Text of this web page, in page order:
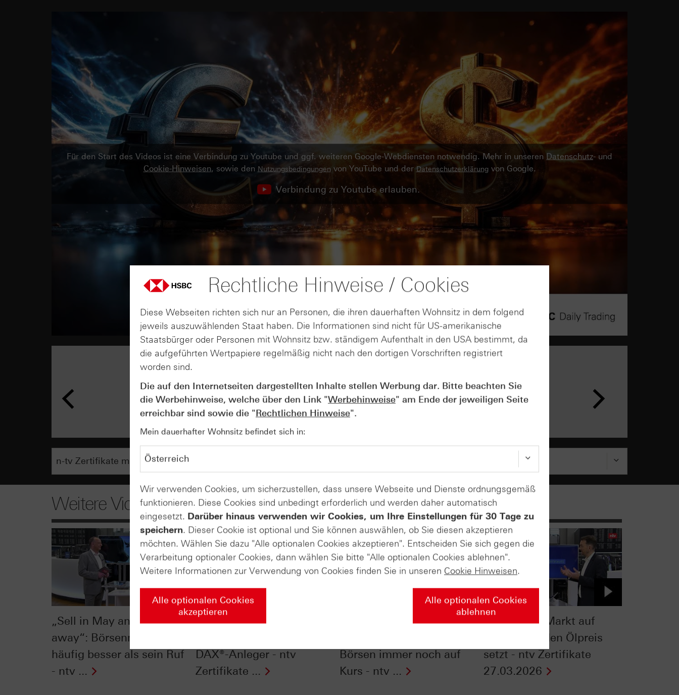
Für den Start des Videos ist eine Verbindung zu Youtube und ggf. weiteren Google-Webdiensten notwendig. Mehr in unseren Datenschutz- und
Cookie-Hinweisen, sowie den Nutzungsbedingungen von YouTube und derDatenschutzerklärungvon Google.
Verbindung zu Youtube erlauben.
04
Der Blick ins Kleingedruckte: Kosten &
Kündigungen bei Derivaten - Webinar
vom 04.08.2026
Weitere Videos
„Sell in May and go
away“: Börsenmonat Mai
häufig besser als sein Ruf
- ntv ...
Dividendensaison 2026:
DAX®-Anleger - ntv
Zertifikate ...
Langfrist-Trend
Börsen immer noch auf
Kurs - ntv ...
Warum der Markt auf
einen fallenden Ölpreis
setzt - ntv Zertifikate
27.03.2026
Rechtliche Hinweise / Cookies
Diese Webseiten richten sich nur an Personen, die ihren dauerhaften Wohnsitz in dem folgend
jeweils auszuwählenden Staat haben. Die Informationen sind nicht für US-amerikanische
Staatsbürger oder Personen mit Wohnsitz bzw. ständigem Aufenthalt in den USA bestimmt, da
die aufgeführten Wertpapiere regelmäßig nicht nach den dortigen Vorschriften registriert
worden sind.
Die auf den Internetseiten dargestellten Inhalte stellen Werbung dar. Bitte beachten Sie
die Werbehinweise, welche über den Link "Werbehinweise" am Ende der jeweiligen Seite
erreichbar sind sowie die "Rechtlichen Hinweise".
Mein dauerhafter Wohnsitz befindet sich in:
Wir verwenden Cookies, um sicherzustellen, dass unsere Webseite und Dienste ordnungsgemäß
funktionieren. Diese Cookies sind unbedingt erforderlich und werden daher automatisch
eingesetzt. Darüber hinaus verwenden wir Cookies, um Ihre Einstellungen für 30 Tage zu
speichern. Dieser Cookie ist optional und Sie können auswählen, ob Sie diesen akzeptieren
möchten. Wählen Sie dazu "Alle optionalen Cookies akzeptieren". Entscheiden Sie sich gegen die
Verarbeitung optionaler Cookies, dann wählen Sie bitte "Alle optionalen Cookies ablehnen".
Weitere Informationen zur Verwendung von Cookies finden Sie in unseren Cookie Hinweisen.
Alle optionalen Cookies
akzeptieren
Alle optionalen Cookies
ablehnen